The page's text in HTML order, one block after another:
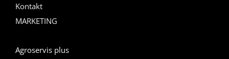
Kontakt
MARKETING
Agroservis plus